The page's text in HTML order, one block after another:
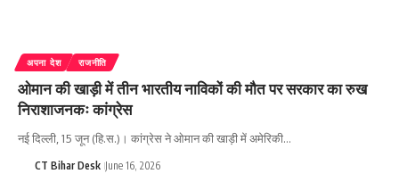
अपना देश राजनीति
ओमान की खाड़ी में तीन भारतीय नाविकों की मौत पर सरकार का रुख
निराशाजनकः कांग्रेस
नई दिल्ली, 15 जून (हि.स.)। कांग्रेस ने ओमान की खाड़ी में अमेरिकी…
CT Bihar Desk June 16, 2026